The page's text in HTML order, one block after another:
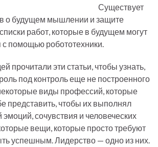
Существует
о будущем мышлении и защите
работ, которые в будущем могут
помощью робототехники.
прочитали эти статьи, чтобы узнать,
под контроль еще не построенного
виды профессий, которые
представить, чтобы их выполнял
сочувствия и человеческих
вещи, которые просто требуют
успешным. Лидерство — одно из них.